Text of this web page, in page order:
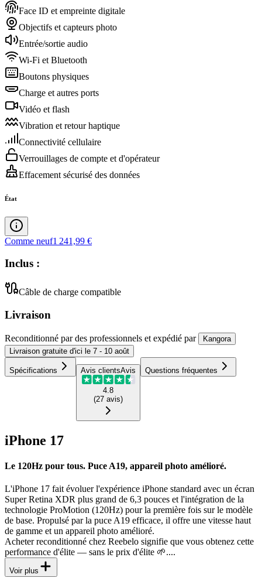
Face ID et empreinte digitale
Objectifs et capteurs photo
Entrée/sortie audio
Wi-Fi et Bluetooth
Boutons physiques
Charge et autres ports
Vidéo et flash
Vibration et retour haptique
Connectivité cellulaire
Verrouillages de compte et d'opérateur
Effacement sécurisé des données
État
Comme neuf1 241,99 €
Inclus :
Câble de charge compatible
Livraison
Reconditionné par des professionnels et expédié par
Kangora
Livraison gratuite d'ici le 7 - 10 août
Spécifications Avis clientsAvis
4.8
(27 avis)
Questions fréquentes
iPhone 17
Le 120Hz pour tous. Puce A19, appareil photo amélioré.
L'iPhone 17 fait évoluer l'expérience iPhone standard avec un écran
Super Retina XDR plus grand de 6,3 pouces et l'intégration de la
technologie ProMotion (120Hz) pour la première fois sur le modèle
de base. Propulsé par la puce A19 efficace, il offre une vitesse haut
de gamme et un appareil photo amélioré.
Acheter reconditionné chez Reebelo signifie que vous obtenez cette
performance d'élite — sans le prix d'élite 🌱....
Voir plus